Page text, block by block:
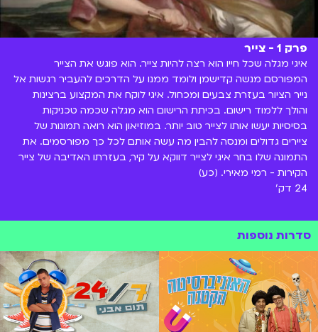
פרק 1 - צייר
איגי מגלה שכל חייו הוא רצה להיות צייר. הוא פוגש את הצייר
המפורסם מנשה קדישמן ולומד ממנו על הדרכים להעביר רגשות אל
נייר הציור בעזרת צבעים ומכחול. איגי לוקח את המקצוע ברצינות
והולך ללמוד רישום. בכיתת הרישום הוא מגלה שכמה טכניקות
בסיסיות יעשו אותו לצייר טוב יותר. במוזיאון הוא רואה תמונות של
ציירים גדולים ומנסה להבין מה עשה אותם לכל כך מפורסמים. את
התמונה שלו בחר איגי לצייר דווקא על קיר, בעזרתו האדיבה של צייר
הקירות - רמי מאירי. (כע)
24 דק'
סדרות נוספות